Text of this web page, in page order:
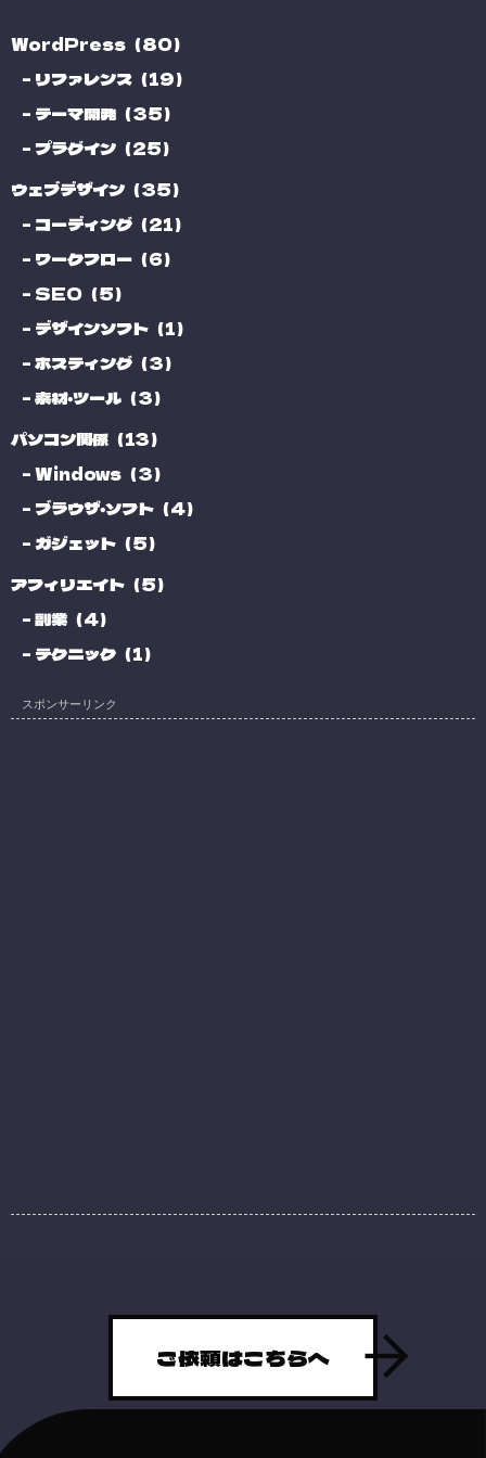
WordPress（80）
リファレンス（19）
テーマ開発（35）
プラグイン（25）
ウェブデザイン（35）
コーディング（21）
ワークフロー（6）
SEO（5）
デザインソフト（1）
ホスティング（3）
素材・ツール（3）
パソコン関係（13）
Windows（3）
ブラウザ・ソフト（4）
ガジェット（5）
アフィリエイト（5）
副業（4）
テクニック（1）
ご依頼はこちらへ